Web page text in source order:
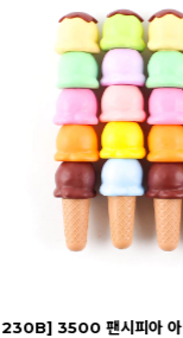
277B] 2500 젤리팝 아이